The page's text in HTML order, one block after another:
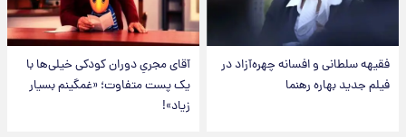
فقیهه سلطانی و افسانه چهره‌آزاد در
فیلم جدید بهاره رهنما
آقای مجریِ دوران کودکی خیلی‌ها با
یک پست متفاوت؛ «غمگینم بسیار
زیاد»!